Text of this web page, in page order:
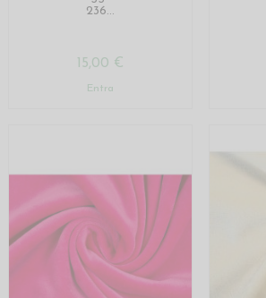
236...
15,00 €
Entra